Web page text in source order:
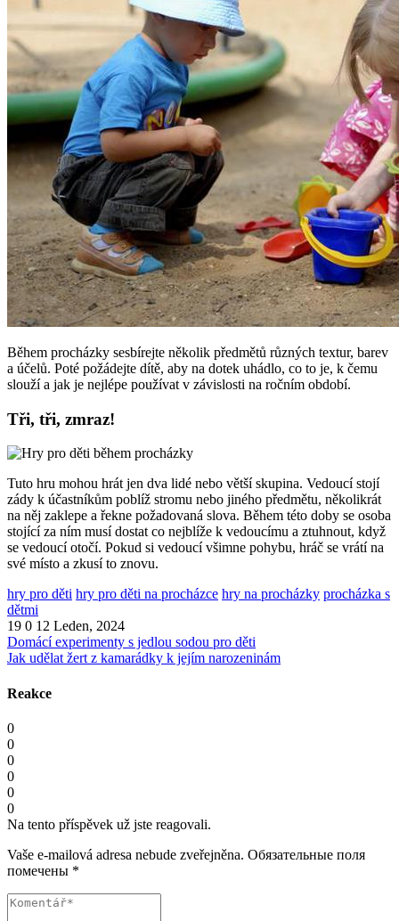
Během procházky sesbírejte několik předmětů různých textur, barev
a účelů. Poté požádejte dítě, aby na dotek uhádlo, co to je, k čemu
slouží a jak je nejlépe používat v závislosti na ročním období.
Tři, tři, zmraz!
Tuto hru mohou hrát jen dva lidé nebo větší skupina. Vedoucí stojí
zády k účastníkům poblíž stromu nebo jiného předmětu, několikrát
na něj zaklepe a řekne požadovaná slova. Během této doby se osoba
stojící za ním musí dostat co nejblíže k vedoucímu a ztuhnout, když
se vedoucí otočí. Pokud si vedoucí všimne pohybu, hráč se vrátí na
své místo a zkusí to znovu.
hry pro děti hry pro děti na procházce hry na procházky procházka s
dětmi
19 0 12 Leden, 2024
Domácí experimenty s jedlou sodou pro děti
Jak udělat žert z kamarádky k jejím narozeninám
Reakce
0
0
0
0
0
0
Na tento příspěvek už jste reagovali.
Vaše e-mailová adresa nebude zveřejněna. Обязательные поля
помечены *